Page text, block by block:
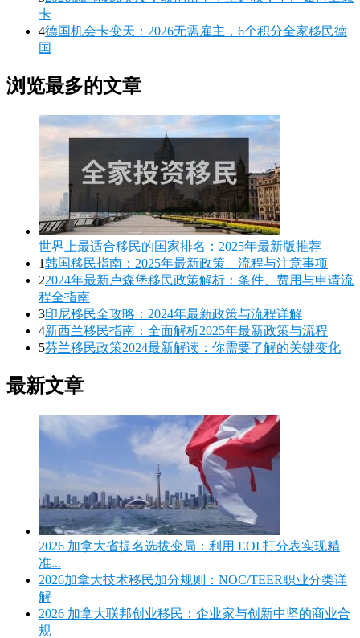
卡
4德国机会卡变天：2026无需雇主，6个积分全家移民德
国
浏览最多的文章
世界上最适合移民的国家排名：2025年最新版推荐
1韩国移民指南：2025年最新政策、流程与注意事项
22024年最新卢森堡移民政策解析：条件、费用与申请流
程全指南
3印尼移民全攻略：2024年最新政策与流程详解
4新西兰移民指南：全面解析2025年最新政策与流程
5芬兰移民政策2024最新解读：你需要了解的关键变化
最新文章
2026 加拿大省提名选拔变局：利用 EOI 打分表实现精
准...
2026加拿大技术移民加分规则：NOC/TEER职业分类详
解
2026 加拿大联邦创业移民：企业家与创新中坚的商业合
规